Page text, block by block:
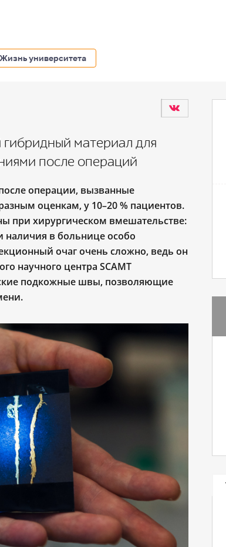
Жизнь университета
материал для
после операций
операции, вызванные
оценкам, у 10–20 % пациентов.
при хирургическом вмешательстве:
наличия в больнице особо
очаг очень сложно, ведь он
научного центра SCAMT
подкожные швы, позволяющие